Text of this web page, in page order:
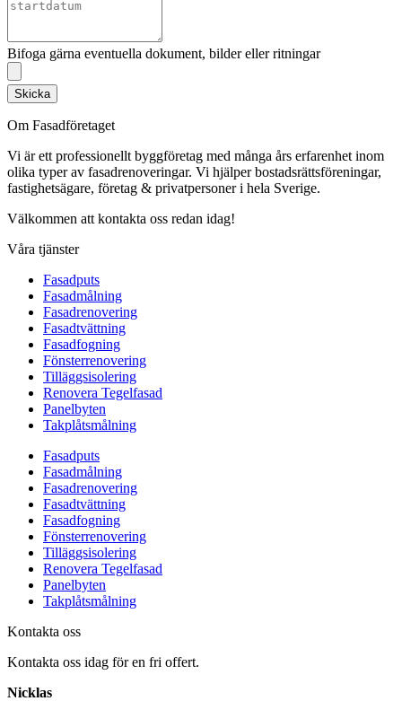
Bifoga gärna eventuella dokument, bilder eller ritningar
Skicka
Om Fasadföretaget
Vi är ett professionellt byggföretag med många års erfarenhet inom
olika typer av fasadrenoveringar. Vi hjälper bostadsrättsföreningar,
fastighetsägare, företag & privatpersoner i hela Sverige.
Välkommen att kontakta oss redan idag!
Våra tjänster
Fasadputs
Fasadmålning
Fasadrenovering
Fasadtvättning
Fasadfogning
Fönsterrenovering
Tilläggsisolering
Renovera Tegelfasad
Panelbyten
Takplåtsmålning
Fasadputs
Fasadmålning
Fasadrenovering
Fasadtvättning
Fasadfogning
Fönsterrenovering
Tilläggsisolering
Renovera Tegelfasad
Panelbyten
Takplåtsmålning
Kontakta oss
Kontakta oss idag för en fri offert.
Nicklas